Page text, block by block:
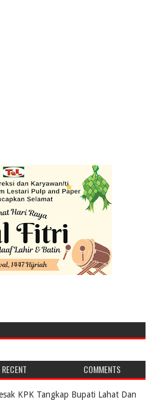
RECENT COMMENTS
KPK Tangkap Bupati Lahat Dan